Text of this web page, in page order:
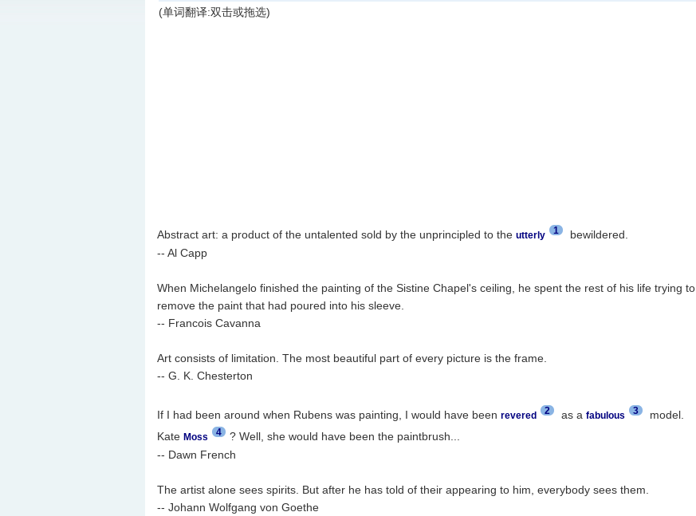
(单词翻译:双击或拖选)
Abstract art: a product of the untalented sold by the unprincipled to the utterly 1
bewildered.
-- Al Capp
When Michelangelo finished the painting of the Sistine Chapel's ceiling, he spent the rest of his life trying to
remove the paint that had poured into his sleeve.
-- Francois Cavanna
Art consists of limitation. The most beautiful part of every picture is the frame.
-- G. K. Chesterton
If I had been around when Rubens was painting, I would have been revered 2 as a fabulous 3
model.
Kate Moss 4
? Well, she would have been the paintbrush...
-- Dawn French
The artist alone sees spirits. But after he has told of their appearing to him, everybody sees them.
-- Johann Wolfgang von Goethe